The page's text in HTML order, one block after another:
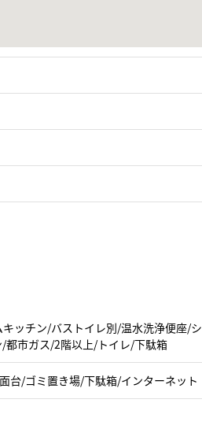
ッチン/バストイレ別/温水洗浄便座/シ
都市ガス/2階以上/トイレ/下駄箱
台/ゴミ置き場/下駄箱/インターネット